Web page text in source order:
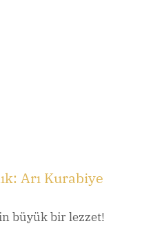
Arı Kurabiye
büyük bir lezzet!